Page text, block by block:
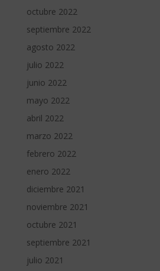
octubre 2022
septiembre 2022
agosto 2022
julio 2022
junio 2022
mayo 2022
abril 2022
marzo 2022
febrero 2022
enero 2022
diciembre 2021
noviembre 2021
octubre 2021
septiembre 2021
julio 2021